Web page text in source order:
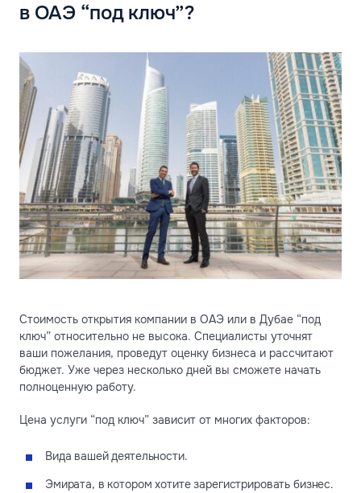
в ОАЭ “под ключ”?
Стоимость открытия компании в ОАЭ или в Дубае “под
ключ” относительно не высока. Специалисты уточнят
ваши пожелания, проведут оценку бизнеса и рассчитают
бюджет. Уже через несколько дней вы сможете начать
полноценную работу.
Цена услуги “под ключ” зависит от многих факторов:
Вида вашей деятельности.
Эмирата, в котором хотите зарегистрировать бизнес.